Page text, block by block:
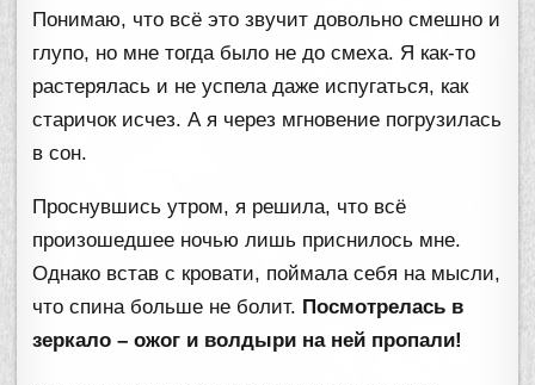
Понимаю, что всё это звучит довольно смешно и
глупо, но мне тогда было не до смеха. Я как-то
растерялась и не успела даже испугаться, как
старичок исчез. А я через мгновение погрузилась
в сон.
Проснувшись утром, я решила, что всё
произошедшее ночью лишь приснилось мне.
Однако встав с кровати, поймала себя на мысли,
что спина больше не болит. Посмотрелась в
зеркало – ожог и волдыри на ней пропали!